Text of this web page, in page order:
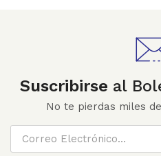
Suscribirse al
No te pierdas miles